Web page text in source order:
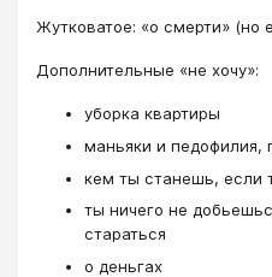
Жутковатое: «о смерти» (но
Дополнительные «не хочу»:
уборка квартиры
маньяки и педофилия,
кем ты станешь, если
ты ничего не
стараться
о деньгах